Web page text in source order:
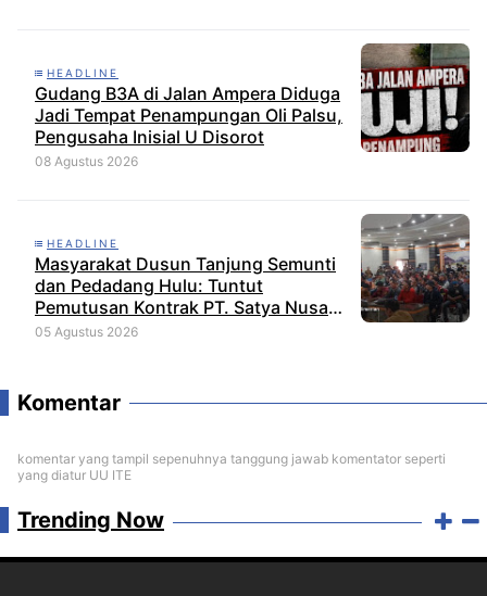
HEADLINE
Gudang B3A di Jalan Ampera Diduga
Jadi Tempat Penampungan Oli Palsu,
Pengusaha Inisial U Disorot
08 Agustus 2026
HEADLINE
Masyarakat Dusun Tanjung Semunti
dan Pedadang Hulu: Tuntut
Pemutusan Kontrak PT. Satya Nusa
Indah Perkasa
05 Agustus 2026
Komentar
komentar yang tampil sepenuhnya tanggung jawab komentator seperti
yang diatur UU ITE
Trending Now